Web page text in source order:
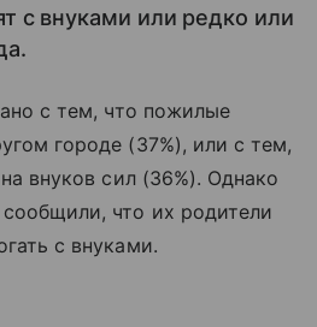
с внуками или редко или
с тем, что пожилые
городе (37%), или с тем,
внуков сил (36%). Однако
что их родители
с внуками.